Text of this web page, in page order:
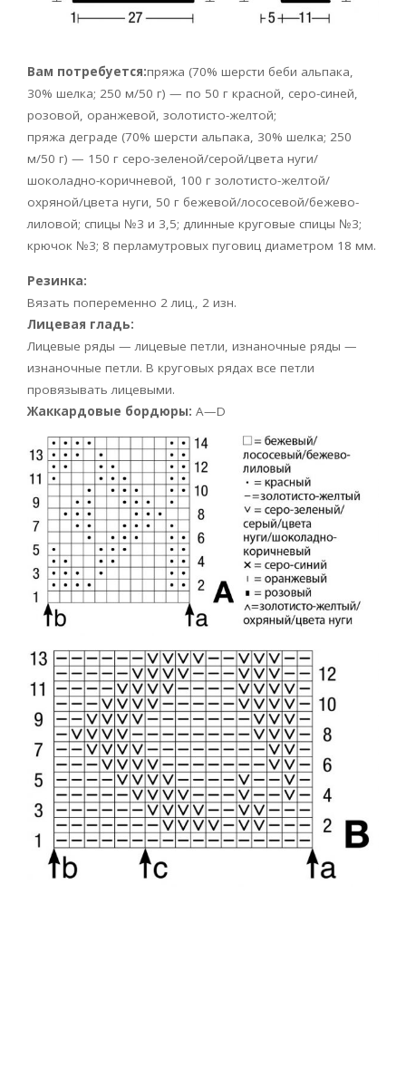
Вам потребуется:пряжа (70% шерсти беби альпака,
30% шелка; 250 м/50 г) — по 50 г красной, серо-синей,
розовой, оранжевой, золотисто-желтой;
пряжа деграде (70% шерсти альпака, 30% шелка; 250
м/50 г) — 150 г серо-зеленой/серой/цвета нуги/
шоколадно-коричневой, 100 г золотисто-желтой/
охряной/цвета нуги, 50 г бежевой/лососевой/бежево-
лиловой; спицы №3 и 3,5; длинные круговые спицы №3;
крючок №3; 8 перламутровых пуговиц диаметром 18 мм.
Резинка:
Вязать попеременно 2 лиц., 2 изн.
Лицевая гладь:
Лицевые ряды — лицевые петли, изнаночные ряды —
изнаночные петли. В круговых рядах все петли
провязывать лицевыми.
Жаккардовые бордюры: А—D